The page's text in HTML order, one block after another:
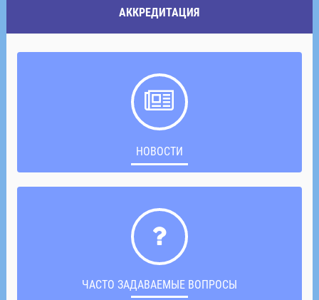
АККРЕДИТАЦИЯ
НОВОСТИ
ЧАСТО ЗАДАВАЕМЫЕ ВОПРОСЫ